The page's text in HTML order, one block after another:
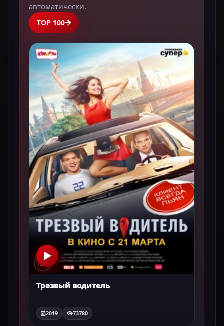
автоматически.
TOP 100
Трезвый водитель
2019 73780